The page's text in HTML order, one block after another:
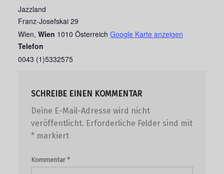
Jazzland
Franz-Josefskai 29
Wien, Wien 1010 Österreich Google Karte anzeigen
Telefon
0043 (1)5332575
SCHREIBE EINEN KOMMENTAR
Deine E-Mail-Adresse wird nicht
veröffentlicht. Erforderliche Felder sind mit
*markiert
Kommentar *